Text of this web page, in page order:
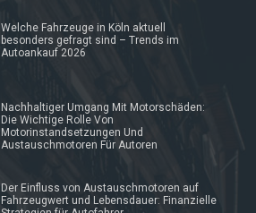
Welche Fahrzeuge in Köln aktuell
besonders gefragt sind – Trends im
Autoankauf 2026
Nachhaltiger Umgang Mit Motorschäden:
Die Wichtige Rolle Von
Motorinstandsetzungen Und
Austauschmotoren Für Autoren
Der Einfluss von Austauschmotoren auf
Fahrzeugwert und Lebensdauer: Finanzielle